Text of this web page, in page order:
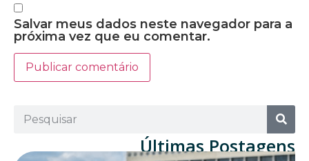
Salvar meus dados neste navegador para a
próxima vez que eu comentar.
Últimas Postagens